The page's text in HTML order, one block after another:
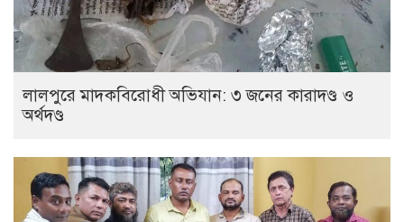
লালপুরে মাদকবিরোধী অভিযান: ৩ জনের কারাদণ্ড ও
অর্থদণ্ড